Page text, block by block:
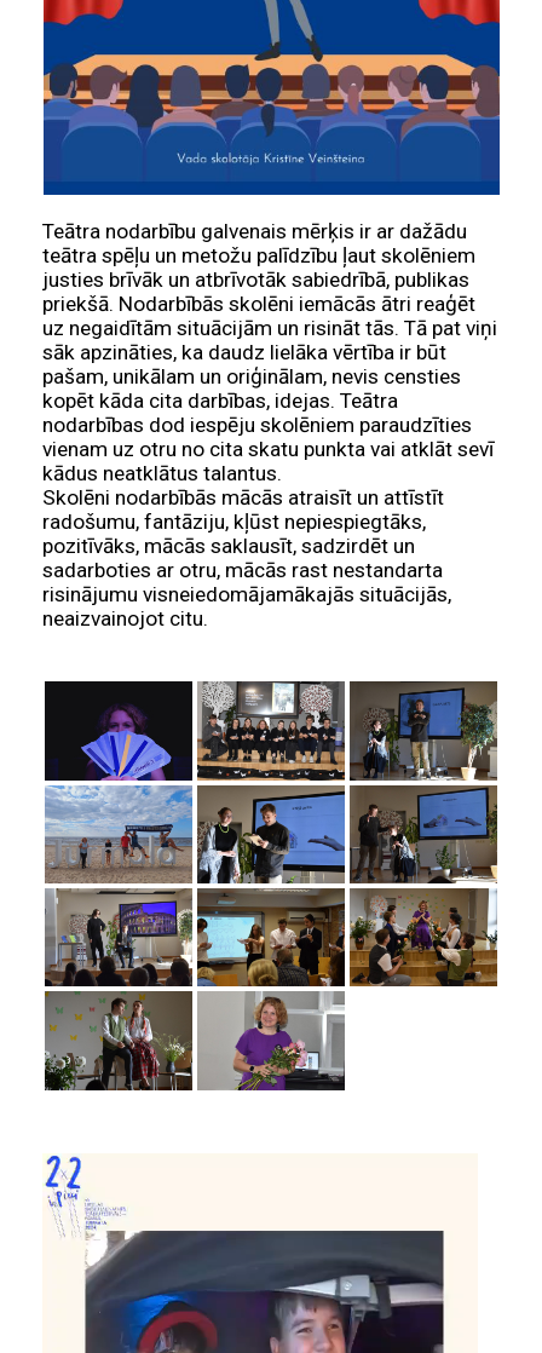
Teātra nodarbību galvenais mērķis ir ar dažādu
teātra spēļu un metožu palīdzību ļaut skolēniem
justies brīvāk un atbrīvotāk sabiedrībā, publikas
priekšā. Nodarbībās skolēni iemācās ātri reaģēt
uz negaidītām situācijām un risināt tās. Tā pat viņi
sāk apzināties, ka daudz lielāka vērtība ir būt
pašam, unikālam un oriģinālam, nevis censties
kopēt kāda cita darbības, idejas. Teātra
nodarbības dod iespēju skolēniem paraudzīties
vienam uz otru no cita skatu punkta vai atklāt sevī
kādus neatklātus talantus.
Skolēni nodarbībās mācās atraisīt un attīstīt
radošumu, fantāziju, kļūst nepiespiegtāks,
pozitīvāks, mācās saklausīt, sadzirdēt un
sadarboties ar otru, mācās rast nestandarta
risinājumu visneiedomājamākajās situācijās,
neaizvainojot citu.
Video
Player